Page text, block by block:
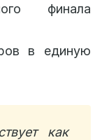
финала
в единую
как